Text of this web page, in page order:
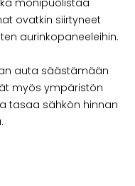
ovatkin siirtyneet
aurinkopaneeleihin.
auta säästämään
myös ympäristön
tasaa sähkön hinnan